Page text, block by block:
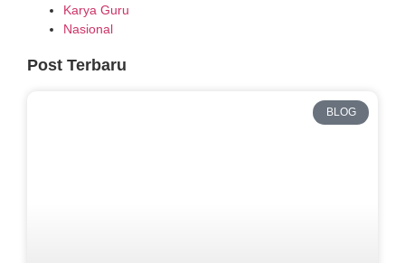
Karya Guru
Nasional
Post Terbaru
BLOG